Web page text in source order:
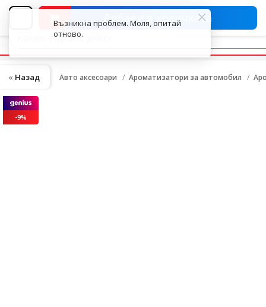
Добави в количката
Авто аксесоари Ароматизатори за автомобил
Назад
-9%